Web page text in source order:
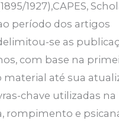
1927),CAPES,
período dos artigos
se as
com base na
material até sua
chave utilizadas na
rompimento e